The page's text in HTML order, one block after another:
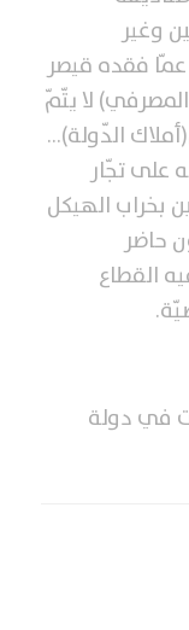
وغير
فقده قيصر
لا يتّمّ
الدّولة)…
على تجّار
بخراب الهيكل
حاضر
القطاع
في دولة